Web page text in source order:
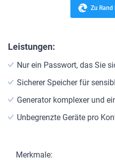
Zu Rand
Leistungen:
Nur ein Passwort, das Sie
Sicherer Speicher für
Generator komplexer und
Unbegrenzte Geräte pro
Merkmale: